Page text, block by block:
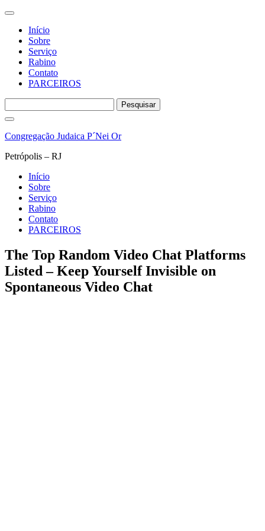
Início
Sobre
Serviço
Rabino
Contato
PARCEIROS
por:
Pular
o
Congregação Judaica P´Nei Or
Petrópolis – RJ
Início
Sobre
Serviço
Rabino
Contato
PARCEIROS
The Top Random Video Chat Platforms
Listed – Keep Yourself Invisible on
Spontaneous Video Chat